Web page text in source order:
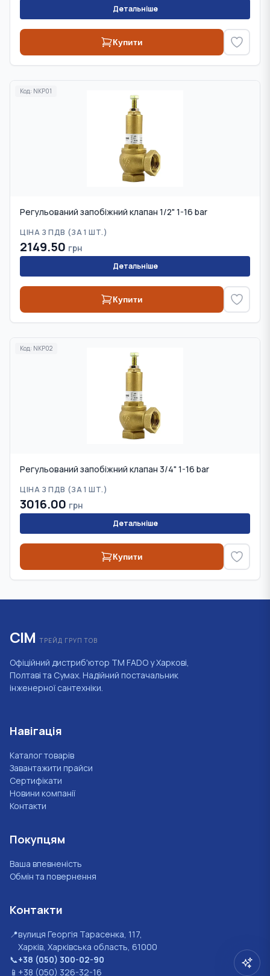
Детальніше
Купити
Код: NKP01
Регульований запобіжний клапан 1/2" 1-16 bar
ЦІНА З ПДВ (ЗА 1 ШТ.)
2149.50 грн
Детальніше
Купити
Код: NKP02
Регульований запобіжний клапан 3/4" 1-16 bar
ЦІНА З ПДВ (ЗА 1 ШТ.)
3016.00 грн
Детальніше
Купити
СІМ ТРЕЙД ГРУП ТОВ
Офіційний дистриб'ютор ТМ FADO у Харкові,
Полтаві та Сумах. Надійний постачальник
інженерної сантехніки.
Навігація
Каталог товарів
Завантажити прайси
Сертифікати
Новини компанії
Контакти
Покупцям
Ваша впевненість
Обмін та повернення
Контакти
📍вулиця Георгія Тарасенка, 117,
Харків, Харківська область, 61000
📞+38 (050) 300-02-90
📱 +38 (050) 326-32-16